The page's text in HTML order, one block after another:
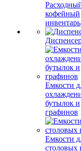
кофейный
инвентарь
Емкости
бутылок и
графинов
Емкости
столовых